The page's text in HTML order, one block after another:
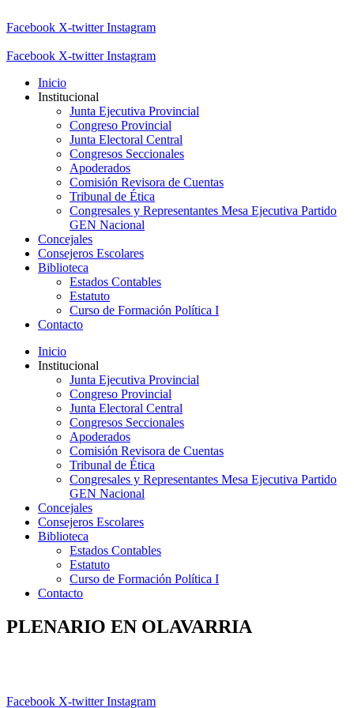
Facebook X-twitter Instagram
Facebook X-twitter Instagram
Inicio
Institucional
Junta Ejecutiva Provincial
Congreso Provincial
Junta Electoral Central
Congresos Seccionales
Apoderados
Comisión Revisora de Cuentas
Tribunal de Ética
Congresales y Representantes Mesa Ejecutiva Partido
GEN Nacional
Concejales
Consejeros Escolares
Biblioteca
Estados Contables
Estatuto
Curso de Formación Política I
Contacto
Inicio
Institucional
Junta Ejecutiva Provincial
Congreso Provincial
Junta Electoral Central
Congresos Seccionales
Apoderados
Comisión Revisora de Cuentas
Tribunal de Ética
Congresales y Representantes Mesa Ejecutiva Partido
GEN Nacional
Concejales
Consejeros Escolares
Biblioteca
Estados Contables
Estatuto
Curso de Formación Política I
Contacto
PLENARIO EN OLAVARRIA
Facebook X-twitter Instagram